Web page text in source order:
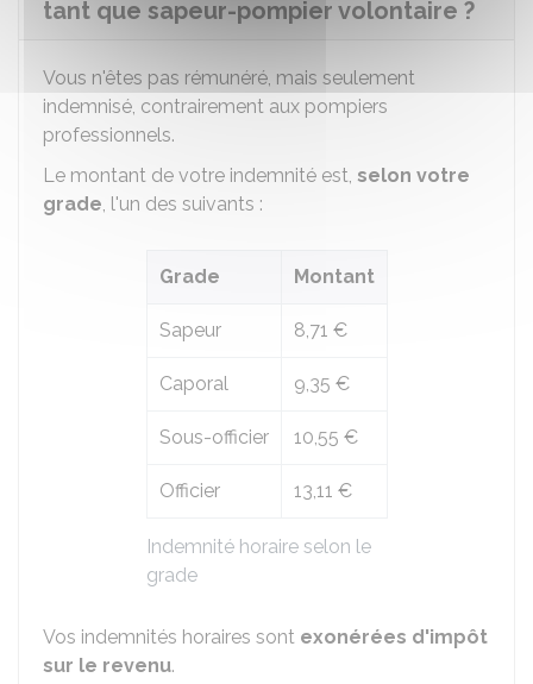
tant que sapeur-pompier volontaire ?
Vous n'êtes pas rémunéré, mais seulement
indemnisé, contrairement aux pompiers
professionnels.
Le montant de votre indemnité est, selon votre
grade, l'un des suivants :
Indemnité horaire selon le
grade
Grade Montant
Sapeur 8,71 €
Caporal 9,35 €
Sous-officier 10,55 €
Officier 13,11 €
Vos indemnités horaires sont exonérées d'impôt
sur le revenu.